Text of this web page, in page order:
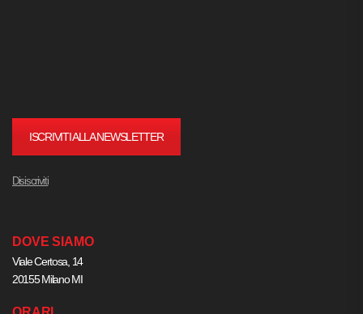
ISCRIVITI ALLA NEWSLETTER
Disiscriviti
DOVE SIAMO
Viale Certosa, 14
20155 Milano MI